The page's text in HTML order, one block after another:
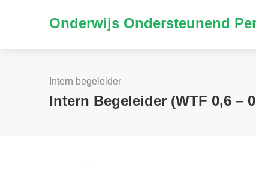
Onderwijs Ondersteunend
Intern begeleider
Intern Begeleider (WTF 0,6 –